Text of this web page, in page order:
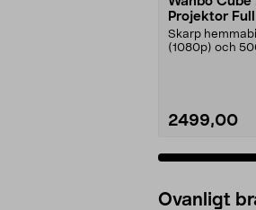
Projektor
Skarp
(1080p) och
2499,00
Ovanligt